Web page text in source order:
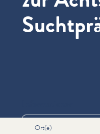
Ort(e)